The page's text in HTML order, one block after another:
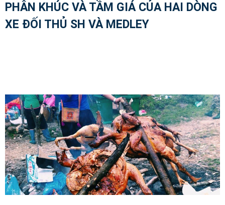
PHÂN KHÚC VÀ TẦM GIÁ CỦA HAI DÒNG
XE ĐỐI THỦ SH VÀ MEDLEY